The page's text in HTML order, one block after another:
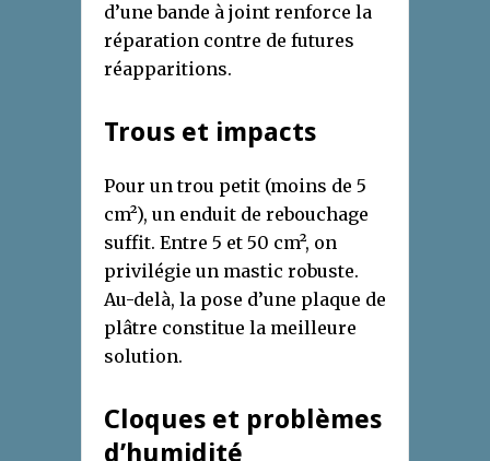
d’une bande à joint renforce la
réparation contre de futures
réapparitions.
Trous et impacts
Pour un trou petit (moins de 5
cm²), un enduit de rebouchage
suffit. Entre 5 et 50 cm², on
privilégie un mastic robuste.
Au-delà, la pose d’une plaque de
plâtre constitue la meilleure
solution.
Cloques et problèmes
d’humidité